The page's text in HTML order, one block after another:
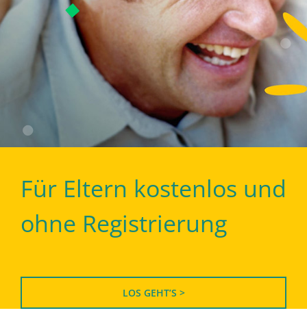
Für Eltern kostenlos und
ohne Registrierung
LOS GEHT’S >